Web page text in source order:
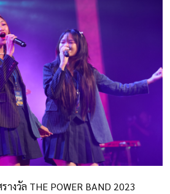
งวัล THE POWER BAND 2023